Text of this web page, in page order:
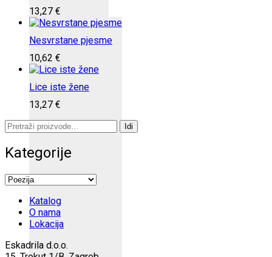
13,27 €
Nesvrstane pjesme
10,62 €
Lice iste žene
13,27 €
Pretraži:
Idi
Kategorije
Katalog
O nama
Lokacija
Eskadrila d.o.o.